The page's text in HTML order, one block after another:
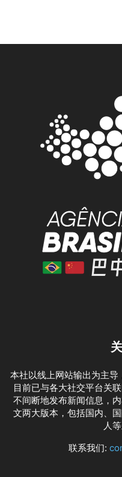
本社以线上网站输出为主导
目前已与各大社交平台关
不间断地发布新闻信息，
文两大版本，包括国内、
人
联系我们: